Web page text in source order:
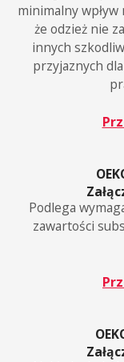
minimalny wpływ
że odzież nie
innych
przyjaznych
Podlega
zawartości